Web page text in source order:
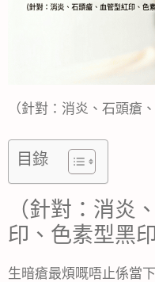
（針對：消炎、石頭瘡
目錄
（針對：消炎
印、色素型黑印
生暗瘡最煩嘅唔止係當